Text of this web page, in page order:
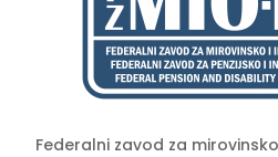
Federalni zavod za